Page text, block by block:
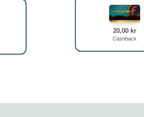
20,00 kr
Cashback